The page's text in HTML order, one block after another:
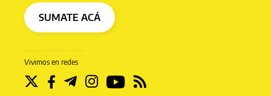
Vivimos en redes
SUMATE ACÁ